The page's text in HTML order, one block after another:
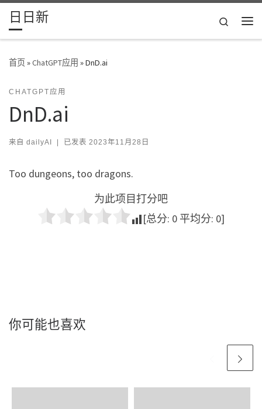
Skip to content
日日新
Search
首页»ChatGPT应用 »DnD.ai
CHATGPT应用
DnD.ai
来自 dailyAI | 已发表 2023年11月28日
Too dungeons, too dragons.
为此项目打分吧
[总分: 0 平均分: 0]
你可能也喜欢